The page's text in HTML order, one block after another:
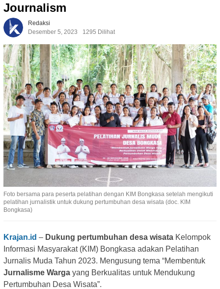
Journalism
Redaksi
Desember 5, 2023
1295 Dilihat
Foto bersama para peserta pelatihan dengan KIM Bongkasa setelah mengikuti
pelatihan jurnalistik untuk dukung pertumbuhan desa wisata (doc. KIM
Bongkasa)
Krajan.id – Dukung pertumbuhan desa wisata Kelompok
Informasi Masyarakat (KIM) Bongkasa adakan Pelatihan
Jurnalis Muda Tahun 2023. Mengusung tema “Membentuk
Jurnalisme Warga yang Berkualitas untuk Mendukung
Pertumbuhan Desa Wisata”.